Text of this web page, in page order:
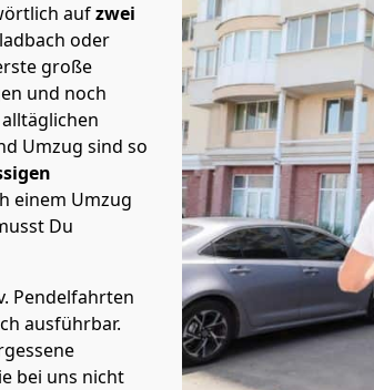
aufzwei
oder
große
und noch
Umzug sind so
einem Umzug
Du
Pendelfahrten
ausführbar.
bei uns nicht